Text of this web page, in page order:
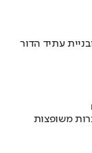
עתיד הדור
משופצות